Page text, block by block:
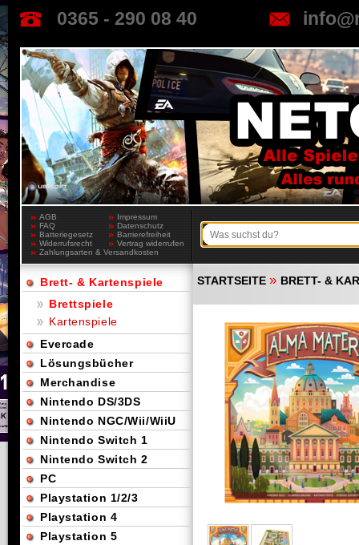
0365 - 290 08 40
AGB
Impressum
FAQ
Datenschutz
Batteriegesetz
Barrierefreiheit
Widerrufsrecht
Vertrag widerrufen
Zahlungsarten & Versandkosten
STARTSEITE » BRETT- &
Brett- & Kartenspiele
Brettspiele
Kartenspiele
Evercade
Lösungsbücher
Merchandise
Nintendo DS/3DS
Nintendo NGC/Wii/WiiU
Nintendo Switch 1
Nintendo Switch 2
PC
Playstation 1/2/3
Playstation 4
Playstation 5